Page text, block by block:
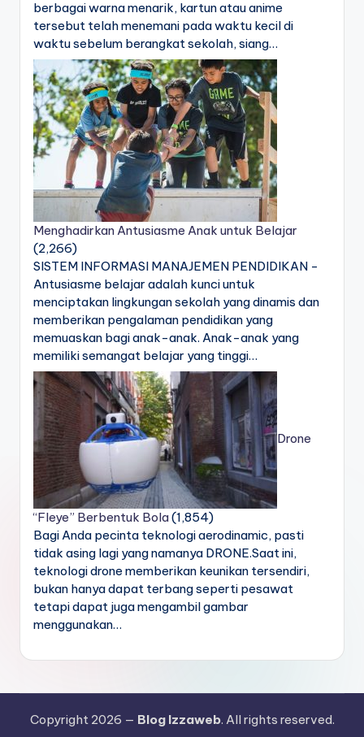
berbagai warna menarik, kartun atau anime
tersebut telah menemani pada waktu kecil di
waktu sebelum berangkat sekolah, siang…
Menghadirkan Antusiasme Anak untuk Belajar
(2,266)
SISTEM INFORMASI MANAJEMEN PENDIDIKAN -
Antusiasme belajar adalah kunci untuk
menciptakan lingkungan sekolah yang dinamis dan
memberikan pengalaman pendidikan yang
memuaskan bagi anak-anak. Anak-anak yang
memiliki semangat belajar yang tinggi…
Drone
“Fleye” Berbentuk Bola(1,854)
Bagi Anda pecinta teknologi aerodinamic, pasti
tidak asing lagi yang namanya DRONE.Saat ini,
teknologi drone memberikan keunikan tersendiri,
bukan hanya dapat terbang seperti pesawat
tetapi dapat juga mengambil gambar
menggunakan…
Copyright 2026 — Blog Izzaweb. All rights reserved.